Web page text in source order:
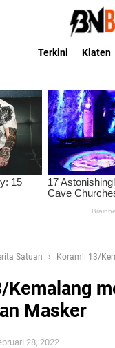
Terkini Klaten
Satuan Koramil 13/
Kemalang
Masker
28, 2022